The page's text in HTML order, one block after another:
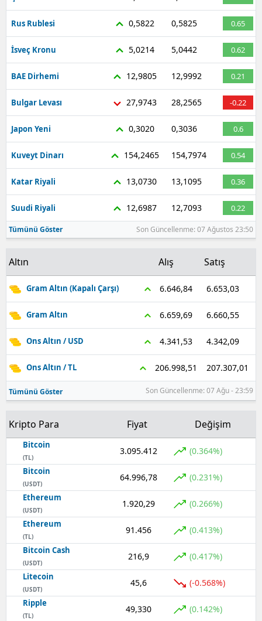
Malatya
Kahramanmaraş
Mardin
Muğla
Nevşehir
Niğde
Ordu
Rize
Sakarya
Siirt
Sinop
Sivas
Tekirdağ
Tokat
Trabzon
Tunceli
Şanlıurfa
Uşak
Yozgat
Zonguldak
Aksaray
Rus Rublesi 0,5822 0,5825 0.65
İsveç Kronu 5,0214 5,0442 0.62
BAE Dirhemi 12,9805 12,9992 0.21
Bulgar Levası 27,9743 28,2565 -0.22
Japon Yeni 0,3020 0,3036 0.6
Kuveyt Dinarı 154,2465 154,7974 0.54
Katar Riyali 13,0730 13,1095 0.36
Suudi Riyali 12,6987 12,7093 0.22
Tümünü Göster Son Güncellenme: 07 Ağustos 23:50
Altın Alış Satış
Gram Altın (Kapalı Çarşı) 6.646,84 6.653,03
Gram Altın 6.659,69 6.660,55
Ons Altın / USD 4.341,53 4.342,09
Ons Altın / TL 206.998,51 207.307,01
Tümünü Göster Son Güncellenme: 07 Ağu - 23:59
Kripto Para Fiyat Değişim
Bitcoin
(TL)
3.095.412 (0.364%)
Bitcoin
(USDT)
64.996,78 (0.231%)
Ethereum
(USDT)
1.920,29 (0.266%)
Ethereum
(TL)
91.456 (0.413%)
Bitcoin Cash
(USDT)
216,9 (0.417%)
Litecoin
(USDT)
45,6 (-0.568%)
Ripple
(TL)
49,330 (0.142%)